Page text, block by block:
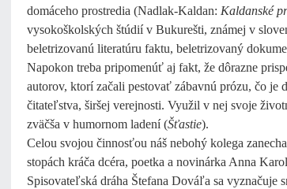
domáceho prostredia (Nadlak-Kaldan: Kaldanské
vysokoškolských štúdií v Bukurešti, známej v
beletrizovanú literatúru faktu, beletrizovaný
Napokon treba pripomenúť aj fakt, že dôrazne
autorov, ktorí začali pestovať zábavnú prózu, čo
čitateľstva, širšej verejnosti. Využil v nej svoje
zväčša v humornom ladení (Šťastie).
Celou svojou činnosťou náš nebohý kolega
stopách kráča dcéra, poetka a novinárka Anna
Spisovateľská dráha Štefana Dováľa sa vyznačuje